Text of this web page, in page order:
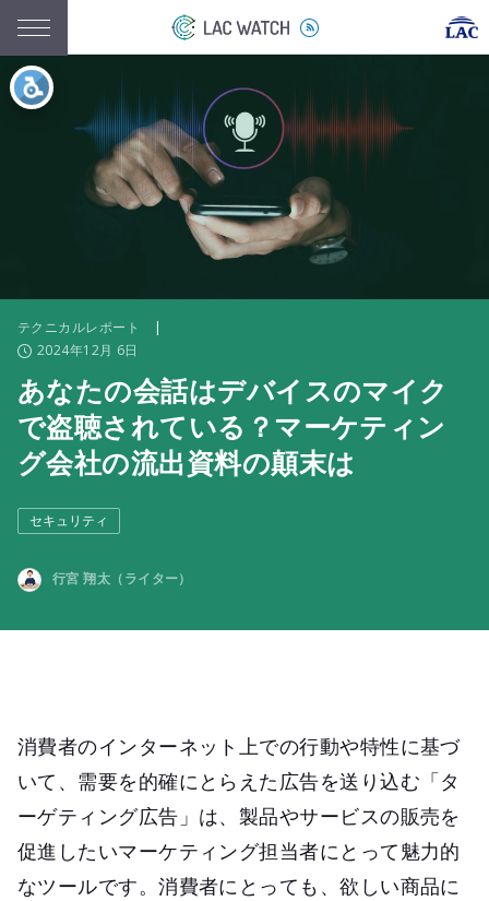
テクニカルレポート
|
2024年12月 6日
あなたの会話はデバイスのマイク
で盗聴されている？マーケティン
グ会社の流出資料の顛末は
セキュリティ
行宮 翔太（ライター）
消費者のインターネット上での行動や特性に基づ
いて、需要を的確にとらえた広告を送り込む「タ
ーゲティング広告」は、製品やサービスの販売を
促進したいマーケティング担当者にとって魅力的
なツールです。消費者にとっても、欲しい商品に